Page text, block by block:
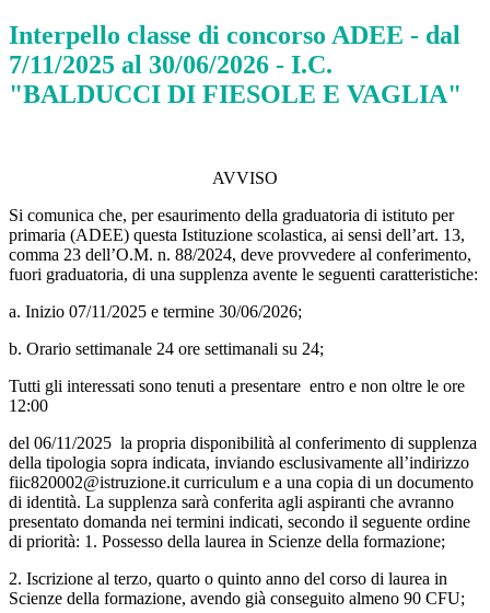
Interpello classe di concorso ADEE - dal
7/11/2025 al 30/06/2026 - I.C.
"BALDUCCI DI FIESOLE E VAGLIA"
AVVISO
Si comunica che, per esaurimento della graduatoria di istituto per
primaria (ADEE) questa Istituzione scolastica, ai sensi dell’art. 13,
comma 23 dell’O.M. n. 88/2024, deve provvedere al conferimento,
fuori graduatoria, di una supplenza avente le seguenti caratteristiche:
a. Inizio 07/11/2025 e termine 30/06/2026;
b. Orario settimanale 24 ore settimanali su 24;
Tutti gli interessati sono tenuti a presentare entro e non oltre le ore
12:00
del 06/11/2025 la propria disponibilità al conferimento di supplenza
della tipologia sopra indicata, inviando esclusivamente all’indirizzo
fiic820002@istruzione.it curriculum e a una copia di un documento
di identità. La supplenza sarà conferita agli aspiranti che avranno
presentato domanda nei termini indicati, secondo il seguente ordine
di priorità: 1. Possesso della laurea in Scienze della formazione;
2. Iscrizione al terzo, quarto o quinto anno del corso di laurea in
Scienze della formazione, avendo già conseguito almeno 90 CFU;